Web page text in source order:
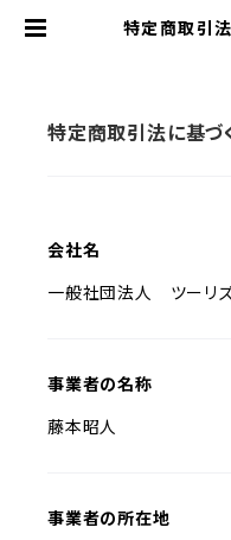
特定商取引
特定商取引法に基づ
会社名
一般社団法人 ツーリ
事業者の名称
藤本昭人
事業者の所在地